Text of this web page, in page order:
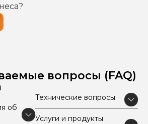
вопросы (FAQ)
об
Технические вопросы
Услуги и продукты